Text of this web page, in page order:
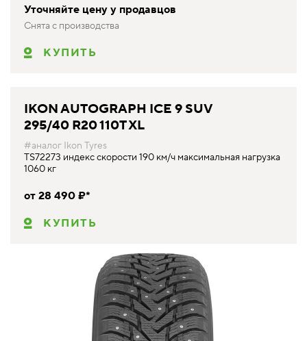
Уточняйте цену у продавцов
Снята с производства
КУПИТЬ
IKON AUTOGRAPH ICE 9 SUV
295/40 R20 110T XL
#аналог Ikon Tyres
TS72273 индекс скорости 190 км/ч максимальная нагрузка
1060 кг
от 28 490 ₽*
КУПИТЬ